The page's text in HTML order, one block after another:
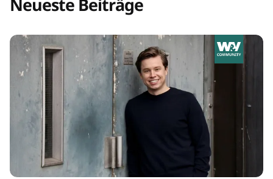
Neueste Beiträge